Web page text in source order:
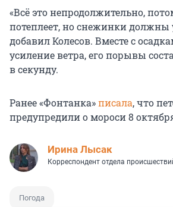
«Всё это непродолжительно,
потеплеет, но снежинки должны
добавил Колесов. Вместе с
усиление ветра, его порывы
в секунду.
Ранее «Фонтанка»писала, что
предупредили о мороси 8
Ирина Лысак
Корреспондент отдела
Погода